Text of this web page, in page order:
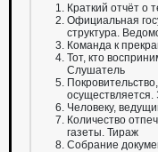
Краткий отчёт о
Официальная
структура.
Команда к
Тот, кто
Слушатель
осуществляется.
Человеку,
Количество
газеты. Тираж
Собрание